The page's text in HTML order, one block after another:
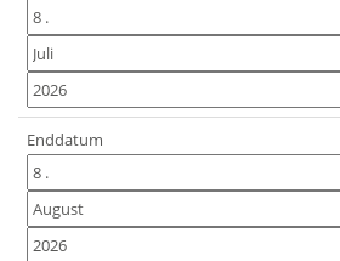
Enddatum